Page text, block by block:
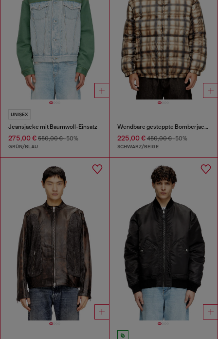
UNISEX
Jeansjacke mit Baumwoll-Einsatz
275,00 € 550,00 €-50%
GRÜN/BLAU
Wendbare gesteppte Bomberjacke
225,00 €450,00 €-50%
SCHWARZ/BEIGE